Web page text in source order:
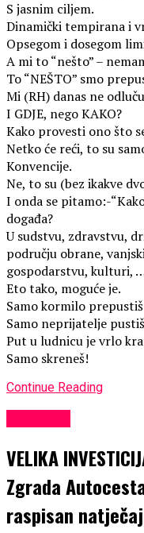
S jasnim ciljem.
Dinamički tempirana i
Opsegom i dosegom
A mi to “nešto” –
To “NEŠTO” smo
Mi (RH) danas ne
I GDJE, nego KAKO?
Kako provesti ono što
Netko će reći, to su
Konvencije.
Ne, to su (bez ikakve
I onda se pitamo:-
događa?
U sudstvu, zdravstvu,
području obrane,
gospodarstvu, kulturi,
Eto tako, moguće je.
Samo kormilo
Samo neprijatelje
Put u ludnicu je vrlo
Samo skreneš!
Continue Reading
VELIKA
Zgrada
raspisan